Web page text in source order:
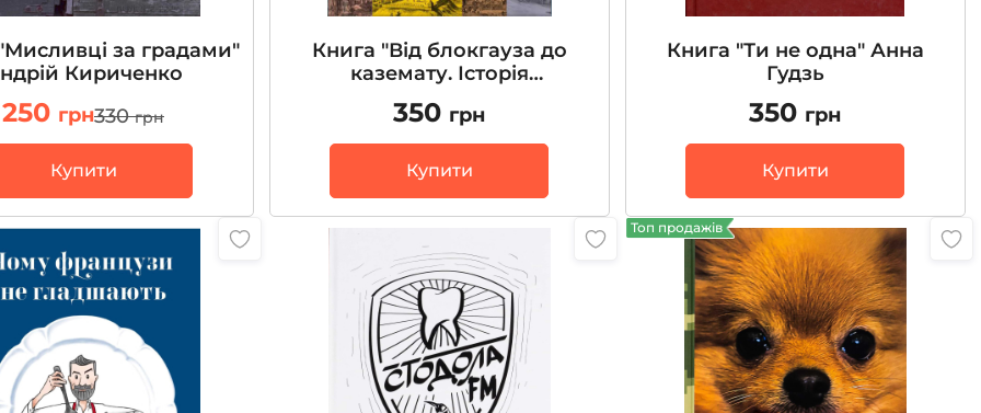
за градами"
Кириченко
250 грн330 грн
Купити
Книга "Від блокгауза до
каземату. Історія
Америки" О.М. Бондар
350 грн
Купити
Книга "Ти не одна" Анна
Гудзь
350 грн
Купити
Топ продажів